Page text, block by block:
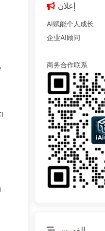
إعلان
AI赋能个人成长
企业AI顾问
商务合作联系